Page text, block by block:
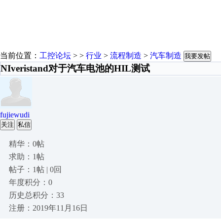
当前位置： 工控论坛 > > 行业 > 流程制造 > 汽车制造 我要发帖
NIveristand对于汽车电池的HIL测试
fujiewudi
关注 私信
精华：0帖
求助：1帖
帖子：1帖 | 0回
年度积分：0
历史总积分：33
注册：2019年11月16日